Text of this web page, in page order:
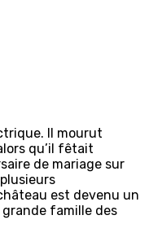
Il mourut
qu’il fêtait
de mariage sur
est devenu un
famille des